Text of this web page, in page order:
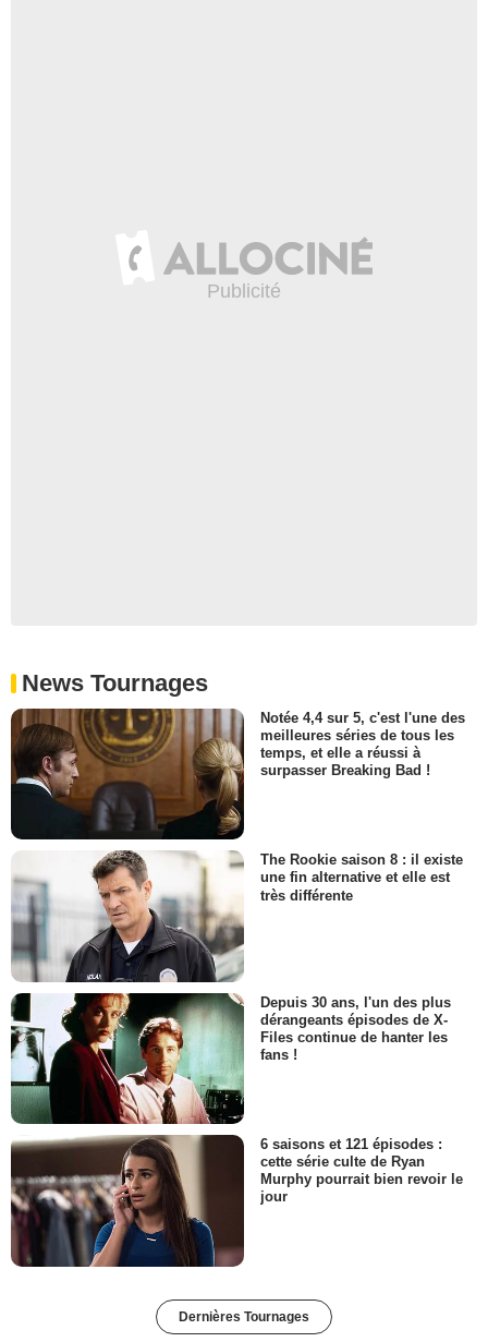
News Tournages
Notée 4,4 sur 5, c'est l'une des
meilleures séries de tous les
temps, et elle a réussi à
surpasser Breaking Bad !
The Rookie saison 8 : il existe
une fin alternative et elle est
très différente
Depuis 30 ans, l'un des plus
dérangeants épisodes de X-
Files continue de hanter les
fans !
6 saisons et 121 épisodes :
cette série culte de Ryan
Murphy pourrait bien revoir le
jour
Dernières Tournages